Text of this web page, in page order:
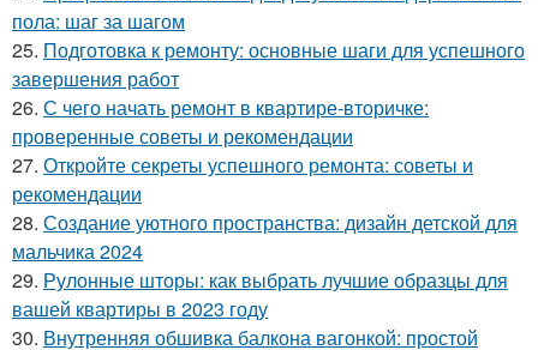
пола: шаг за шагом
25. Подготовка к ремонту: основные шаги для успешного
завершения работ
26. С чего начать ремонт в квартире-вторичке:
проверенные советы и рекомендации
27. Откройте секреты успешного ремонта: советы и
рекомендации
28. Создание уютного пространства: дизайн детской для
мальчика 2024
29. Рулонные шторы: как выбрать лучшие образцы для
вашей квартиры в 2023 году
30. Внутренняя обшивка балкона вагонкой: простой